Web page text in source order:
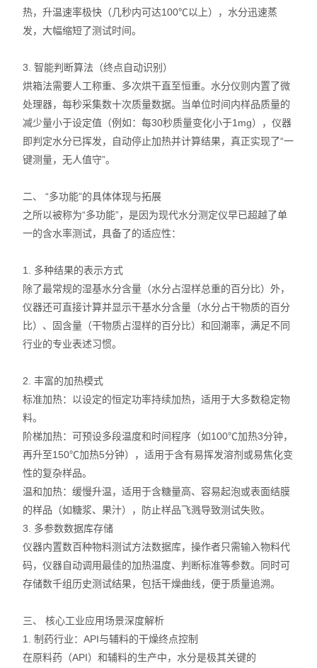
热，升温速率极快（几秒内可达100℃以上），水分迅速蒸
发，大幅缩短了测试时间。
3. 智能判断算法（终点自动识别）
烘箱法需要人工称重、多次烘干直至恒重。水分仪则内置了微
处理器，每秒采集数十次质量数据。当单位时间内样品质量的
减少量小于设定值（例如：每30秒质量变化小于1mg），仪器
即判定水分已挥发，自动停止加热并计算结果，真正实现了“一
键测量，无人值守”。
二、 “多功能”的具体体现与拓展
之所以被称为“多功能”，是因为现代水分测定仪早已超越了单
一的含水率测试，具备了的适应性：
1. 多种结果的表示方式
除了最常规的湿基水分含量（水分占湿样总重的百分比）外，
仪器还可直接计算并显示干基水分含量（水分占干物质的百分
比）、固含量（干物质占湿样的百分比）和回潮率，满足不同
行业的专业表述习惯。
2. 丰富的加热模式
标准加热：以设定的恒定功率持续加热，适用于大多数稳定物
料。
阶梯加热：可预设多段温度和时间程序（如100℃加热3分钟，
再升至150℃加热5分钟），适用于含有易挥发溶剂或易焦化变
性的复杂样品。
温和加热：缓慢升温，适用于含糖量高、容易起泡或表面结膜
的样品（如糖浆、果汁），防止样品飞溅导致测试失败。
3. 多参数数据库存储
仪器内置数百种物料测试方法数据库，操作者只需输入物料代
码，仪器自动调用最佳的加热温度、判断标准等参数。同时可
存储数千组历史测试结果，包括干燥曲线，便于质量追溯。
三、 核心工业应用场景深度解析
1. 制药行业：API与辅料的干燥终点控制
在原料药（API）和辅料的生产中，水分是极其关键的